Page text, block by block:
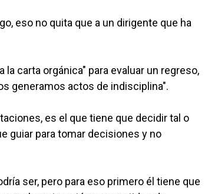
eso no quita que a un dirigente que ha
carta orgánica" para evaluar un regreso,
generamos actos de indisciplina".
es el que tiene que decidir tal o
guiar para tomar decisiones y no
ser, pero para eso primero él tiene que